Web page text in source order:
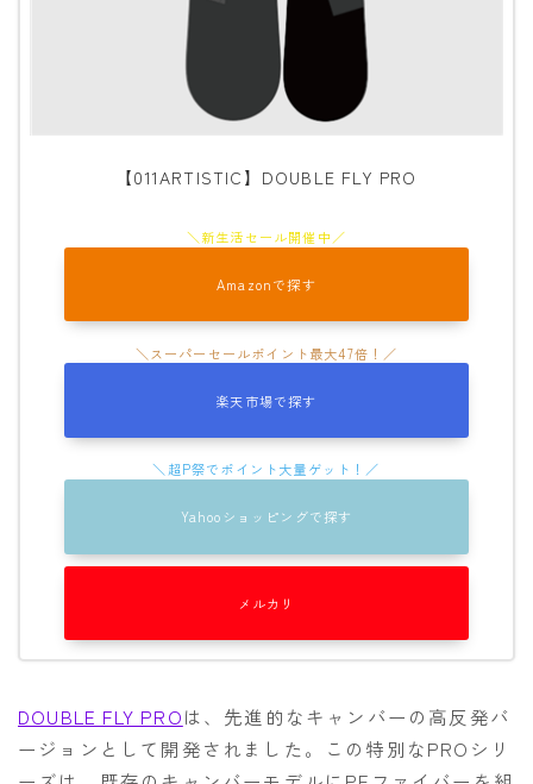
【011ARTISTIC】DOUBLE FLY PRO
Amazonで探す
楽天市場で探す
Yahooショッピングで探す
メルカリ
DOUBLE FLY PROは、先進的なキャンバーの高反発バ
ージョンとして開発されました。この特別なPROシリ